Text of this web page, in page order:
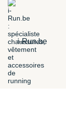
i-Run.be